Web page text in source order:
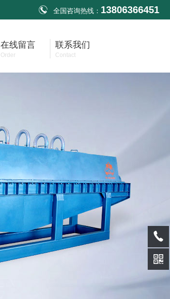
全国咨询热线： 13806366451
在线留言
Order
联系我们
Contact